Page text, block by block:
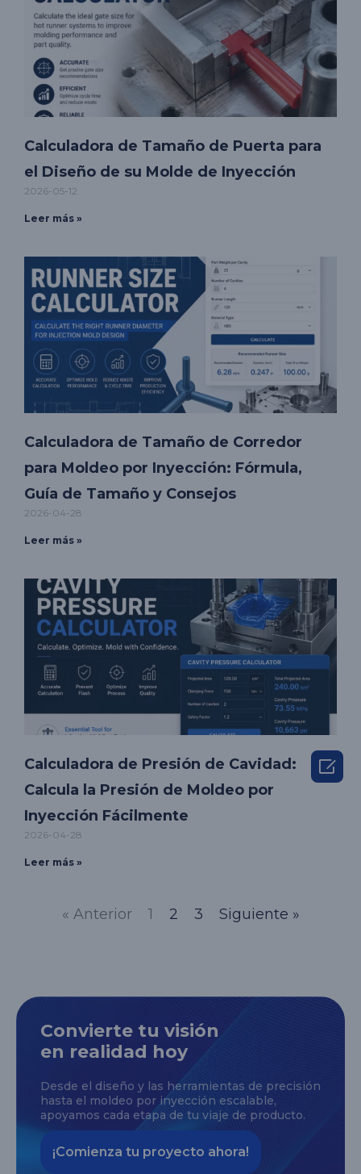
Calculadora de Tamaño de Puerta para
el Diseño de su Molde de Inyección
2026-05-12
Leer más »
Calculadora de Tamaño de Corredor
para Moldeo por Inyección: Fórmula,
Guía de Tamaño y Consejos
2026-04-28
Leer más »
Calculadora de Presión de Cavidad:
Calcula la Presión de Moldeo por
Inyección Fácilmente
2026-04-28
Leer más »
« Anterior 1 2 3 Siguiente »
Convierte tu visión
en realidad hoy
Desde el diseño y las herramientas de precisión
hasta el moldeo por inyección escalable,
apoyamos cada etapa de tu viaje de producto.
¡Comienza tu proyecto ahora!
